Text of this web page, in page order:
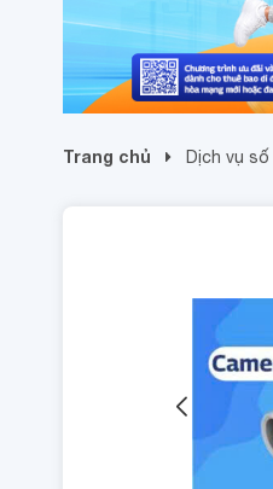
Trang chủ Dịch vụ số